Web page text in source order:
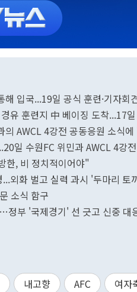
입국...19일 공식 훈련·기자회
유 훈련지 中 베이징 도착...17
의 AWCL 4강전 공동응원 소식
일 수원FC 위민과 AWCL 4강전
한, 비 정치적이어야"
외화 벌고 실력 과시 '두마리 토
소식 함구
정부 '국제경기' 선 긋고 신중 대
내고향 AFC 여자